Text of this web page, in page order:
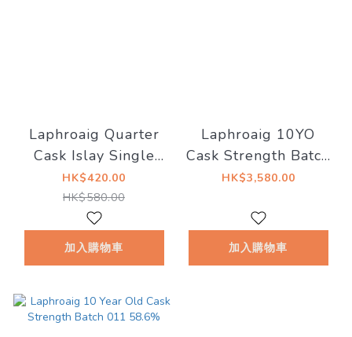
Laphroaig Quarter
Cask Islay Single
Malt Scotch Whisky
48%
HK$420.00
HK$580.00
加入購物車
Laphroaig 10YO
Cask Strength Batch
003 55.3%
HK$3,580.00
加入購物車